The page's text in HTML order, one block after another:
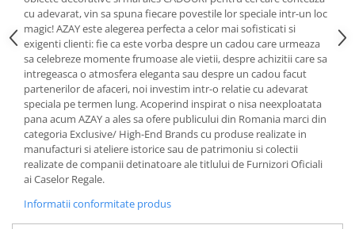
ARRIS
CELESTIAL PLATINUM
CORNUCOPIA
INTAGLIO
JASPER CONRAN GOLD
RENAISSANCE GOLD
ANTHEMION BLUE
BUTTERFLY BLOOM
OLD COUNTRY ROSES
PASHMINA
SIGNET PLATINUM
cu adevarat, vin sa spuna fiecare povestile lor speciale intr-un loc
magic! AZAY este alegerea perfecta a celor mai sofisticati si
exigenti clienti: fie ca este vorba despre un cadou care urmeaza
sa celebreze momente frumoase ale vietii, despre achizitii care sa
intregeasca o atmosfera eleganta sau despre un cadou facut
partenerilor de afaceri, noi investim intr-o relatie cu adevarat
speciala pe termen lung. Acoperind inspirat o nisa neexploatata
pana acum AZAY a ales sa ofere publicului din Romania marci din
categoria Exclusive/ High-End Brands cu produse realizate in
manufacturi si ateliere istorice sau de patrimoniu si colectii
realizate de companii detinatoare ale titlului de Furnizori Oficiali
ai Caselor Regale.
Informatii conformitate produs